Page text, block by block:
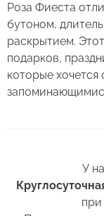
Роза Фиеста
бутоном,
раскрытием.
подарков,
которые
У
при
Сервис:
Цена/
2.
в холодное
3. Если Вы
он правильно
4. Ставьте
(для роз воды
+375 (17)
+375 (29)
+375 (33)
Роза
Беларусь
+375